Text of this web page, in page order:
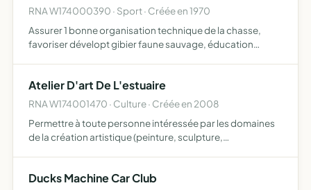
RNA W174000390 · Sport · Créée en 1970
Assurer 1 bonne organisation technique de la chasse,
favoriser dévelopt gibier faune sauvage, éducation
contribution cha…
Atelier D'art De L'estuaire
RNA W174001470 · Culture · Créée en 2008
Permettre à toute personne intéressée par les domaines
de la création artistique (peinture, sculpture,
faire …
Ducks Machine Car Club